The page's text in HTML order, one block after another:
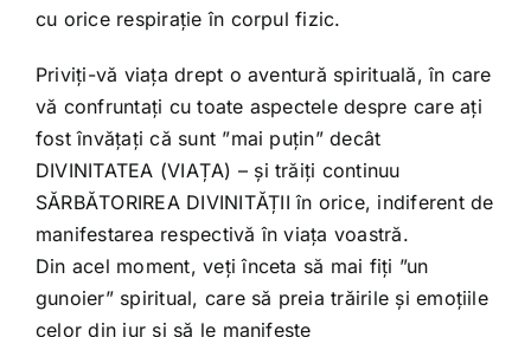
cu orice respirație în corpul fizic.
Priviți-vă viața drept o aventură spirituală, în care
vă confruntați cu toate aspectele despre care ați
fost învățați că sunt ”mai puțin” decât
DIVINITATEA (VIAȚA) – și trăiți continuu
SĂRBĂTORIREA DIVINITĂȚII în orice, indiferent de
manifestarea respectivă în viața voastră.
Din acel moment, veți înceta să mai fiți ”un
gunoier” spiritual, care să preia trăirile și emoțiile
celor din jur și să le manifeste